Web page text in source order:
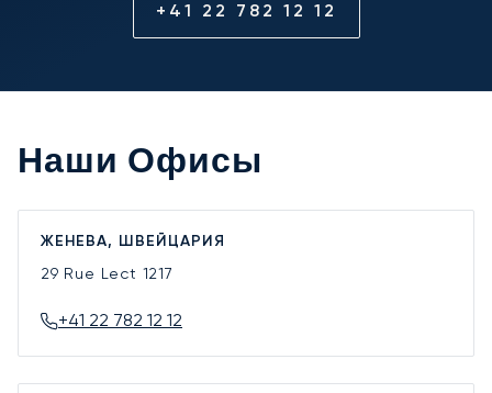
+41 22 782 12 12
Наши Офисы
ЖЕНЕВА, ШВЕЙЦАРИЯ
29 Rue Lect 1217
+41 22 782 12 12